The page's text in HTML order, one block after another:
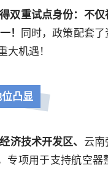
双重试点身份：不
！
同时，政策配套
大机遇！
凸显
济技术开发区、 云南
项用于支持航空器